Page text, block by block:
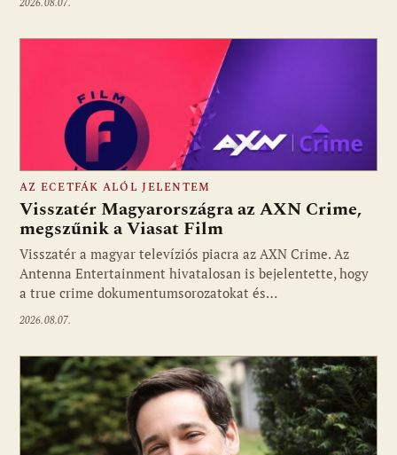
Fotó: media1.hu
AZ ECETFÁK ALÓL JELENTEM
Visszatér Magyarországra az AXN Crime,
megszűnik a Viasat Film
Visszatér a magyar televíziós piacra az AXN Crime. Az
Antenna Entertainment hivatalosan is bejelentette, hogy
a true crime dokumentumsorozatokat és…
2026.08.07.